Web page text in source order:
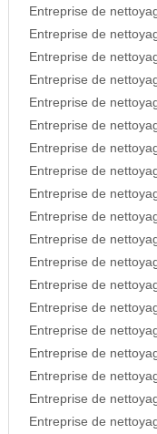
Entreprise de
Entreprise de
Entreprise de
Entreprise de
Entreprise de
Entreprise de
Entreprise de
Entreprise de
Entreprise de
Entreprise de
Entreprise de
Entreprise de
Entreprise de
Entreprise de
Entreprise de
Entreprise de
Entreprise de
Entreprise de
Entreprise de